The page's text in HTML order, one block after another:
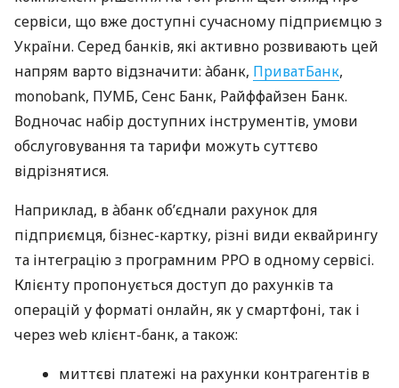
сервіси, що вже доступні сучасному підприємцю з
України. Серед банків, які активно розвивають цей
напрям варто відзначити: àбанк, ПриватБанк,
monobank, ПУМБ, Сенс Банк, Райффайзен Банк.
Водночас набір доступних інструментів, умови
обслуговування та тарифи можуть суттєво
відрізнятися.
Наприклад, в àбанк об’єднали рахунок для
підприємця, бізнес-картку, різні види еквайрингу
та інтеграцію з програмним РРО в одному сервісі.
Клієнту пропонується доступ до рахунків та
операцій у форматі онлайн, як у смартфоні, так і
через web клієнт-банк, а також:
миттєві платежі на рахунки контрагентів в